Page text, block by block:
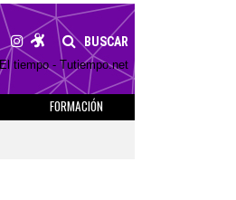
BUSCAR
El tiempo - Tutiempo.net
FORMACIÓN